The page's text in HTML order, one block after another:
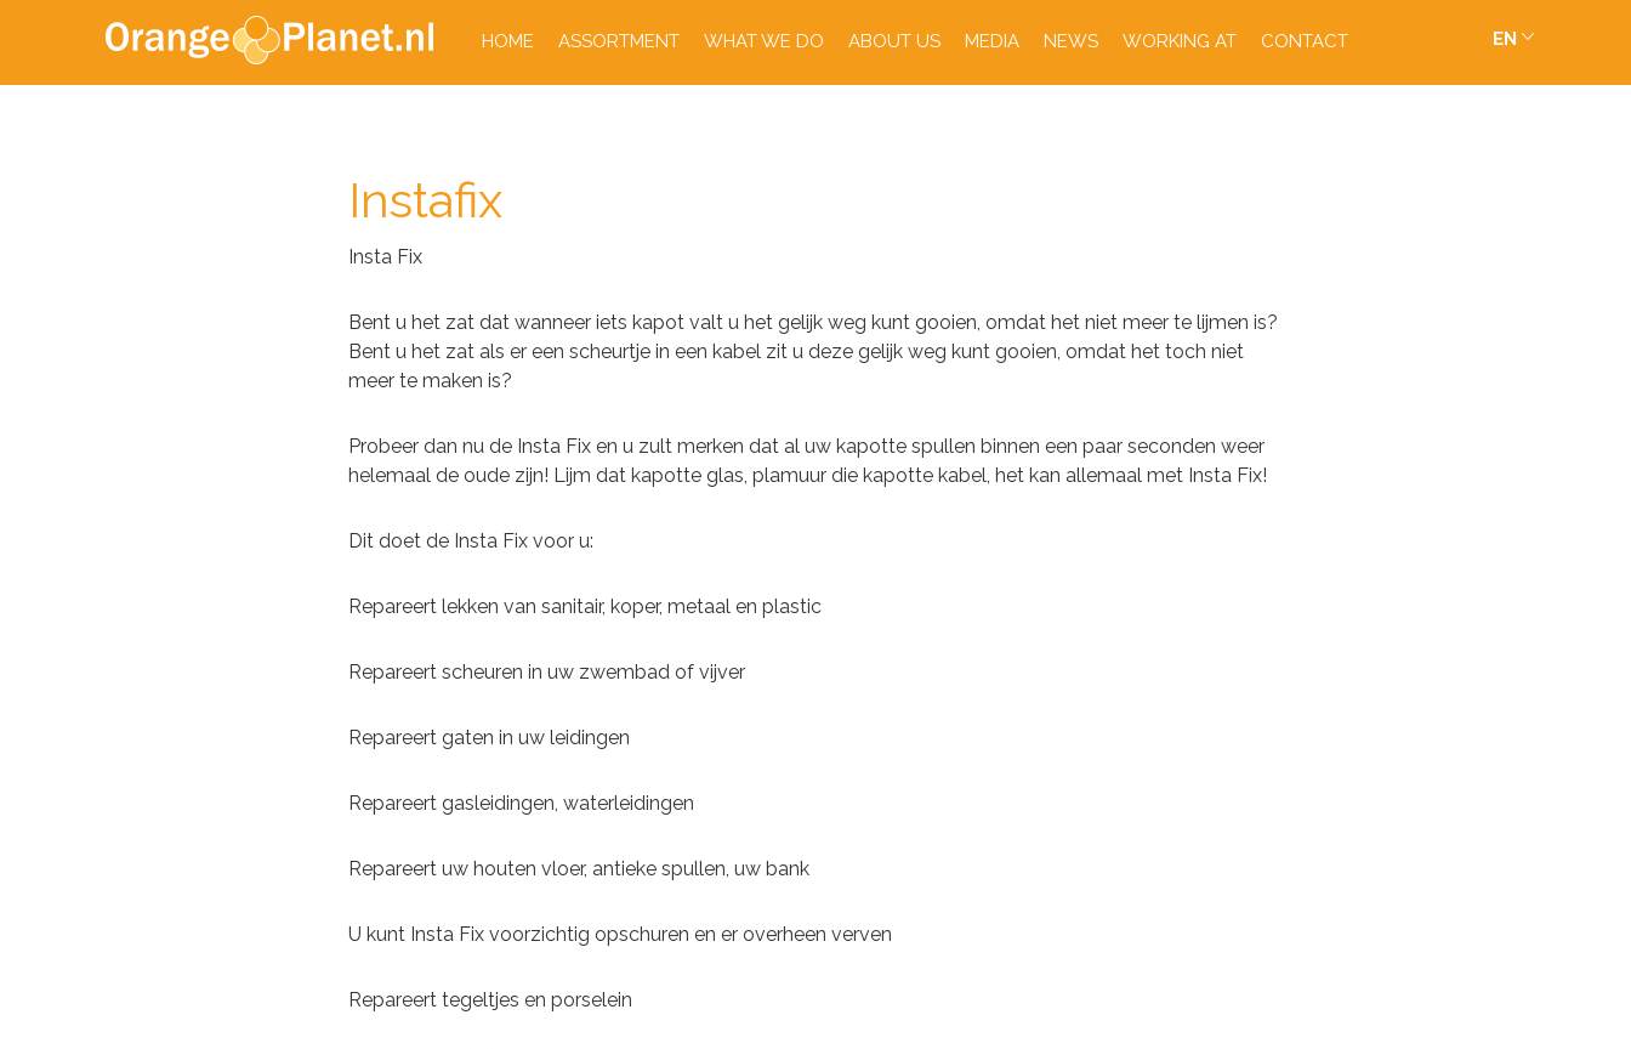
HOME ASSORTMENT WHAT WE DO ABOUT US MEDIA NEWS WORKING AT CONTACT EN
Instafix
Insta Fix
Bent u het zat dat wanneer iets kapot valt u het gelijk weg kunt gooien, omdat het niet meer te lijmen is?
Bent u het zat als er een scheurtje in een kabel zit u deze gelijk weg kunt gooien, omdat het toch niet
meer te maken is?
Probeer dan nu de Insta Fix en u zult merken dat al uw kapotte spullen binnen een paar seconden weer
helemaal de oude zijn! Lijm dat kapotte glas, plamuur die kapotte kabel, het kan allemaal met Insta Fix!
Dit doet de Insta Fix voor u:
Repareert lekken van sanitair, koper, metaal en plastic
Repareert scheuren in uw zwembad of vijver
Repareert gaten in uw leidingen
Repareert gasleidingen, waterleidingen
Repareert uw houten vloer, antieke spullen, uw bank
U kunt Insta Fix voorzichtig opschuren en er overheen verven
Repareert tegeltjes en porselein